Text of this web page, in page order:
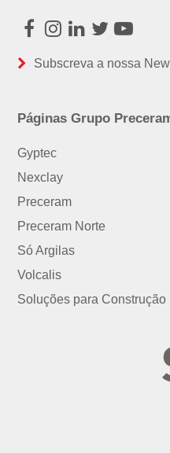
Facebook
Instagram
LinkedIn
Twitter
Subscreva a nossa
Páginas Grupo
Gyptec
Nexclay
Preceram
Preceram Norte
Só Argilas
Volcalis
Soluções para Construção